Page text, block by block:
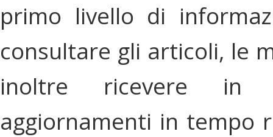
primo livello di
consultare gli articoli, le
inoltre ricevere in
aggiornamenti in tempo